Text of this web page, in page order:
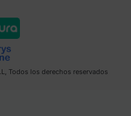
Todos los derechos reservados